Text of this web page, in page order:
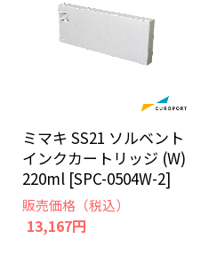
ミマキ SS21 ソルベント
インクカートリッジ (W)
220ml [SPC-0504W-2]
販売価格（税込）
13,167円